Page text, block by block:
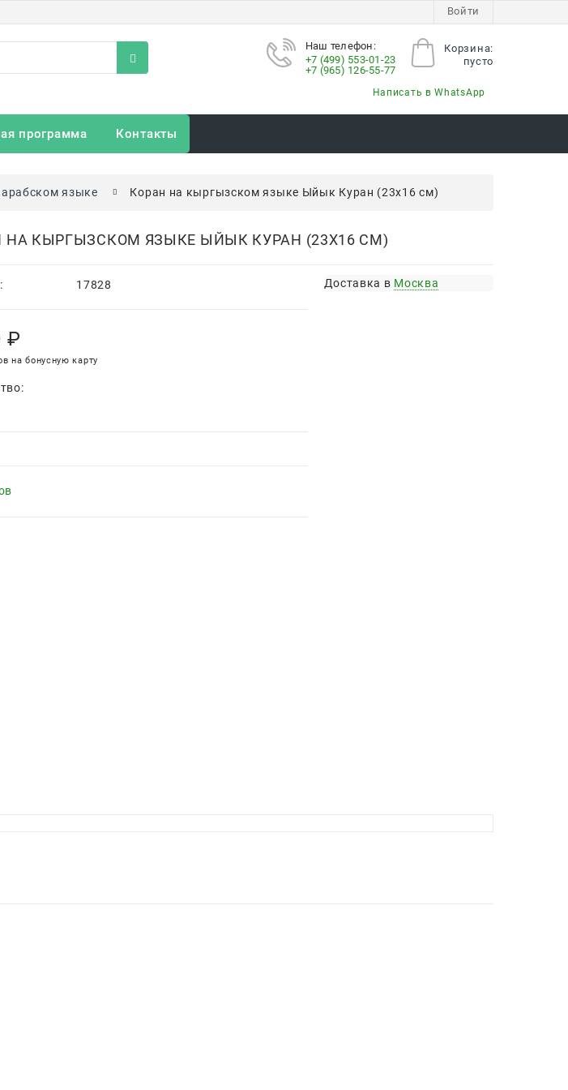
Войти
Корзина:
пусто
Наш телефон:
+7 (499) 553-01-23
+7 (965) 126-55-77
Написать в WhatsApp
программа Контакты
языке Коран на кыргызском языке Ыйык Куран (23х16 см)
НА КЫРГЫЗСКОМ ЯЗЫКЕ ЫЙЫК КУРАН (23Х16 СМ)
17828
₽
на бонусную карту
Доставка в Москва